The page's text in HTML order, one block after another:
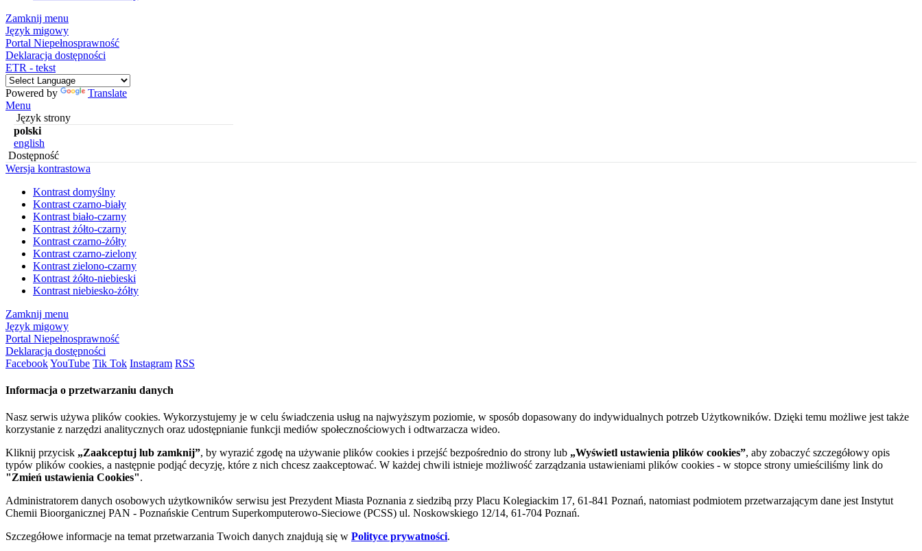
Zamknij menu
Język migowy
Portal Niepełnosprawność
Deklaracja dostępności
ETR - tekst
Powered by
Translate
Menu
Język strony
polski
english
Dostępność
Wersja kontrastowa
Kontrast domyślny
Kontrast czarno-biały
Kontrast biało-czarny
Kontrast żółto-czarny
Kontrast czarno-żółty
Kontrast czarno-zielony
Kontrast zielono-czarny
Kontrast żółto-niebieski
Kontrast niebiesko-żółty
Zamknij menu
Język migowy
Portal Niepełnosprawność
Deklaracja dostępności
FacebookYouTube Tik Tok Instagram RSS
Informacja o przetwarzaniu danych
Nasz serwis używa plików cookies. Wykorzystujemy je w celu świadczenia usług na najwyższym poziomie, w sposób dopasowany do indywidualnych potrzeb Użytkowników. Dzięki temu możliwe jest także
korzystanie z narzędzi analitycznych oraz udostępnianie funkcji mediów społecznościowych i odtwarzacza wideo.
Kliknij przycisk „Zaakceptuj lub zamknij”, by wyrazić zgodę na używanie plików cookies i przejść bezpośrednio do strony lub „Wyświetl ustawienia plików cookies”, aby zobaczyć szczegółowy opis
typów plików cookies, a następnie podjąć decyzję, które z nich chcesz zaakceptować. W każdej chwili istnieje możliwość zarządzania ustawieniami plików cookies - w stopce strony umieściliśmy link do
"Zmień ustawienia Cookies".
Administratorem danych osobowych użytkowników serwisu jest Prezydent Miasta Poznania z siedzibą przy Placu Kolegiackim 17, 61-841 Poznań, natomiast podmiotem przetwarzającym dane jest Instytut
Chemii Bioorganicznej PAN - Poznańskie Centrum Superkomputerowo-Sieciowe (PCSS) ul. Noskowskiego 12/14, 61-704 Poznań.
Szczegółowe informacje na temat przetwarzania Twoich danych znajdują się w Polityce prywatności.